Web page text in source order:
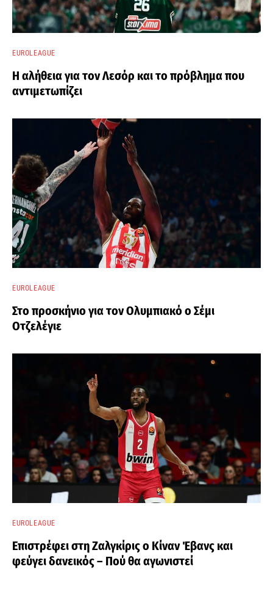
EUROLEAGUE
Η αλήθεια για τον Λεσόρ και το πρόβλημα που
αντιμετωπίζει
EUROLEAGUE
Στο προσκήνιο για τον Ολυμπιακό ο Σέμι
Οτζελέγιε
EUROLEAGUE
Επιστρέφει στη Ζαλγκίρις ο Κίναν Έβανς και
φεύγει δανεικός – Πού θα αγωνιστεί